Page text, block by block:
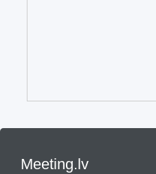
Meeting.lv